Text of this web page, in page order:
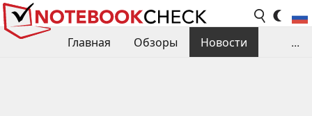
Главная Обзоры
Новости
...